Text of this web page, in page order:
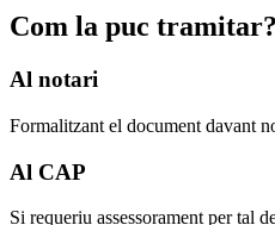
Com la puc tramitar?
Al notari
Formalitzant el document davant
Al CAP
Si requeriu assessorament per tal